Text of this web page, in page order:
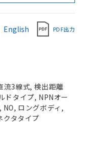
English PDF出力
流3線式, 検出距離
ドタイプ, NPNオー
NO, ロングボディ,
クタタイプ